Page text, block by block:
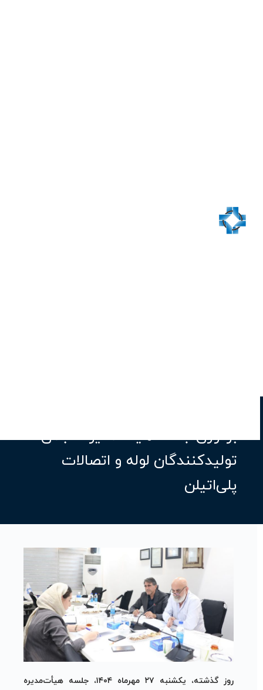
برگزاری جلسه هیأت‌مدیره انجمن
تولیدکنندگان لوله و اتصالات
پلی‌اتیلن
روز گذشته، یکشنبه ۲۷ مهرماه ۱۴۰۴
، جلسه هیأت‌مدیره